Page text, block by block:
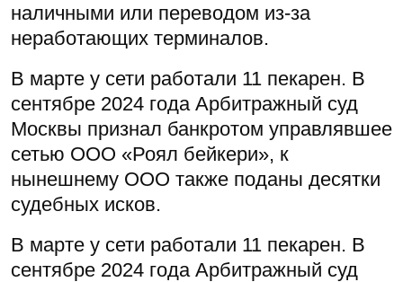
наличными или переводом из-за
неработающих терминалов.
В марте у сети работали 11 пекарен. В
сентябре 2024 года Арбитражный суд
Москвы признал банкротом управлявшее
сетью ООО «Роял бейкери», к
нынешнему ООО также поданы десятки
судебных исков.
В марте у сети работали 11 пекарен. В
сентябре 2024 года Арбитражный суд